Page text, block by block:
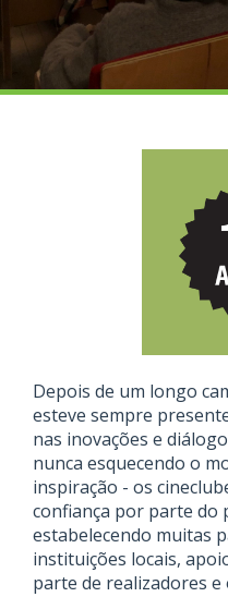
Depois de um longo
esteve sempre
nas inovações e
nunca esquecendo o
inspiração - os
confiança por parte do
estabelecendo muitas
instituições locais,
parte de realizadores